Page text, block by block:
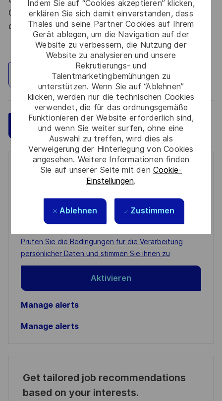
Indem Sie auf “Cookies akzeptieren” klicken,
erklären Sie sich damit einverstanden, dass
Thales und seine Partner Cookies auf Ihrem
Gerät ablegen, um die Navigation auf der
Website zu verbessern, die Nutzung der
Website zu analysieren und unsere
Rekrutierungs- und
Talentmarketingbemühungen zu
unterstützen. Wenn Sie auf “Ablehnen”
klicken, werden nur die technischen Cookies
verwendet, die für das ordnungsgemäße
Funktionieren der Website erforderlich sind,
und wenn Sie weiter surfen, ohne eine
Auswahl zu treffen, wird dies als
Verweigerung der Hinterlegung von Cookies
angesehen. Weitere Informationen finden
Sie auf unserer Seite mit den Cookie-
Einstellungen.
Ablehnen Zustimmen
Code de la défense et de l’IGI 1300 SGDSN/PSE
du 09 août 2021.
Standort erkunden
Jetzt bewerben Speichern
Get notified for similar jobs
address
(Required)
Required
Prüfen Sie die Bedingungen für die Verarbeitung
persönlicher Daten und stimmen Sie ihnen zu
Aktivieren
Manage alerts
Manage alerts
Get tailored job recommendations
based on your interests.